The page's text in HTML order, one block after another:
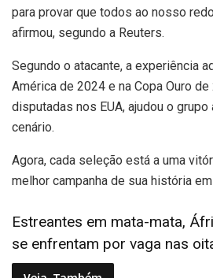
para provar que todos ao nosso
afirmou, segundo a Reuters.
Segundo o atacante, a experiência
América de 2024 e na Copa Ouro
disputadas nos EUA, ajudou o
cenário.
Agora, cada seleção está a uma
melhor campanha de sua história
Estreantes em mata-mata,
se enfrentam por vaga nas